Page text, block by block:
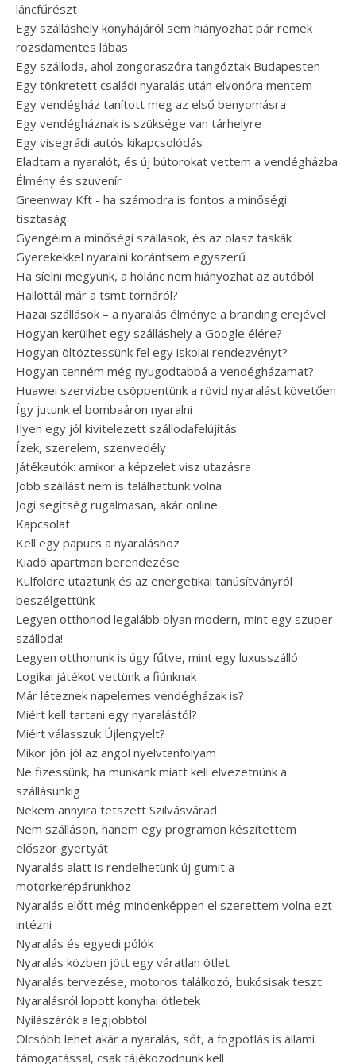
láncfűrészt
Egy szálláshely konyhájáról sem hiányozhat pár remek
rozsdamentes lábas
Egy szálloda, ahol zongoraszóra tangóztak Budapesten
Egy tönkretett családi nyaralás után elvonóra mentem
Egy vendégház tanított meg az első benyomásra
Egy vendégháznak is szüksége van tárhelyre
Egy visegrádi autós kikapcsolódás
Eladtam a nyaralót, és új bútorokat vettem a vendégházba
Élmény és szuvenír
Greenway Kft - ha számodra is fontos a minőségi
tisztaság
Gyengéim a minőségi szállások, és az olasz táskák
Gyerekekkel nyaralni korántsem egyszerű
Ha síelni megyünk, a hólánc nem hiányozhat az autóból
Hallottál már a tsmt tornáról?
Hazai szállások – a nyaralás élménye a branding erejével
Hogyan kerülhet egy szálláshely a Google élére?
Hogyan öltöztessünk fel egy iskolai rendezvényt?
Hogyan tenném még nyugodtabbá a vendégházamat?
Huawei szervizbe csöppentünk a rövid nyaralást követően
Így jutunk el bombaáron nyaralni
Ilyen egy jól kivitelezett szállodafelújítás
Ízek, szerelem, szenvedély
Játékautók: amikor a képzelet visz utazásra
Jobb szállást nem is találhattunk volna
Jogi segítség rugalmasan, akár online
Kapcsolat
Kell egy papucs a nyaraláshoz
Kiadó apartman berendezése
Külföldre utaztunk és az energetikai tanúsítványról
beszélgettünk
Legyen otthonod legalább olyan modern, mint egy szuper
szálloda!
Legyen otthonunk is úgy fűtve, mint egy luxusszálló
Logikai játékot vettünk a fiúnknak
Már léteznek napelemes vendégházak is?
Miért kell tartani egy nyaralástól?
Miért válasszuk Újlengyelt?
Mikor jön jól az angol nyelvtanfolyam
Ne fizessünk, ha munkánk miatt kell elvezetnünk a
szállásunkig
Nekem annyira tetszett Szilvásvárad
Nem szálláson, hanem egy programon készítettem
először gyertyát
Nyaralás alatt is rendelhetünk új gumit a
motorkerépárunkhoz
Nyaralás előtt még mindenképpen el szerettem volna ezt
intézni
Nyaralás és egyedi pólók
Nyaralás közben jött egy váratlan ötlet
Nyaralás tervezése, motoros találkozó, bukósisak teszt
Nyaralásról lopott konyhai ötletek
Nyílászárók a legjobbtól
Olcsóbb lehet akár a nyaralás, sőt, a fogpótlás is állami
támogatással, csak tájékozódnunk kell